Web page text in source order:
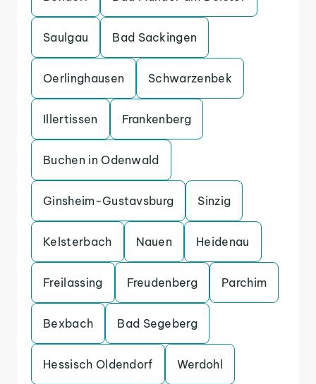
Saulgau Bad Sackingen
Oerlinghausen Schwarzenbek
Illertissen Frankenberg
Buchen in Odenwald
Ginsheim-Gustavsburg Sinzig
Kelsterbach Nauen Heidenau
Freilassing Freudenberg Parchim
Bexbach Bad Segeberg
Hessisch Oldendorf Werdohl